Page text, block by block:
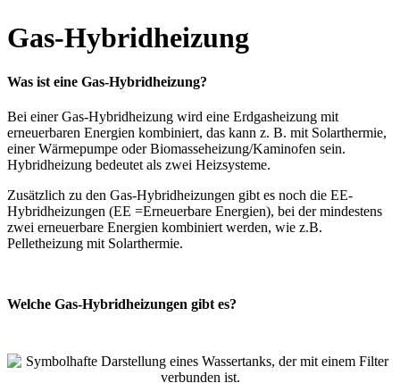
Gas-Hybridheizung
Was ist eine Gas-Hybridheizung?
Bei einer Gas-Hybridheizung wird eine Erdgasheizung mit
erneuerbaren Energien kombiniert, das kann z. B. mit Solarthermie,
einer Wärmepumpe oder Biomasseheizung/Kaminofen sein.
Hybridheizung bedeutet als zwei Heizsysteme.
Zusätzlich zu den Gas-Hybridheizungen gibt es noch die EE-
Hybridheizungen (EE =Erneuerbare Energien), bei der mindestens
zwei erneuerbare Energien kombiniert werden, wie z.B.
Pelletheizung mit Solarthermie.
Welche Gas-Hybridheizungen gibt es?